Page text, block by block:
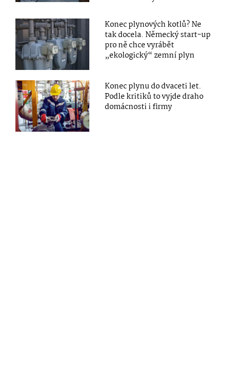
Konec plynových kotlů? Ne
tak docela. Německý start-up
pro ně chce vyrábět
„ekologický“ zemní plyn
Konec plynu do dvaceti let.
Podle kritiků to vyjde draho
domácnosti i firmy